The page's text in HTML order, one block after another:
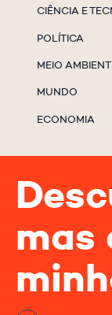
CIÊNCIA E
POLÍTICA
MEIO
MUNDO
ECONOMIA
mas